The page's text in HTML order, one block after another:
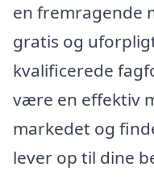
en fremragende
gratis og
kvalificerede
være en effektiv
markedet og
lever op til dine